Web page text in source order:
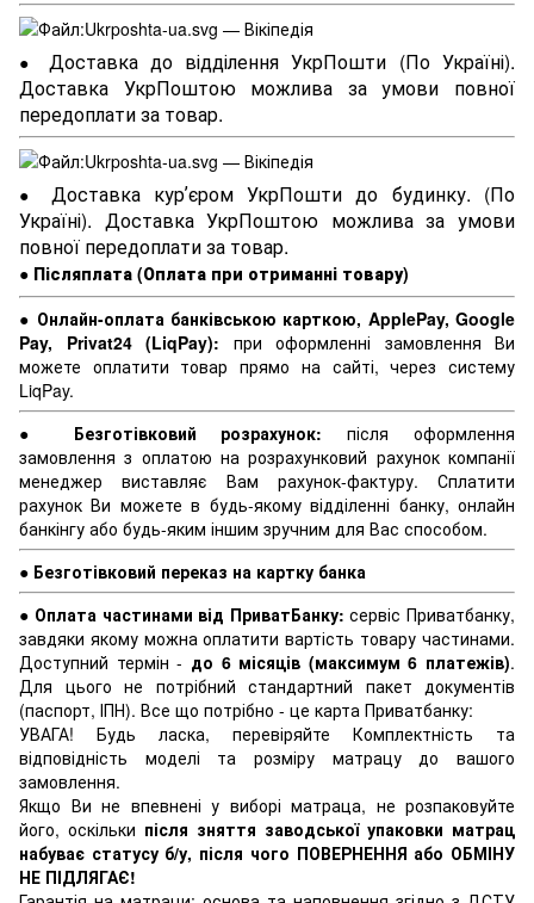
● Доставка до відділення УкрПошти (По Україні).
Доставка УкрПоштою можлива за умови повної
передоплати за товар.
● Доставка курʼєром УкрПошти до будинку. (По
Україні). Доставка УкрПоштою можлива за умови
повної передоплати за товар.
● Післяплата (Оплата при отриманні товару)
● Онлайн-оплата банківською карткою, ApplePay, Google
Pay, Privat24 (LiqPay): при оформленні замовлення Ви
можете оплатити товар прямо на сайті, через систему
LiqPay.
● Безготівковий розрахунок:після оформлення
замовлення з оплатою на розрахунковий рахунок компанії
менеджер виставляє Вам рахунок-фактуру. Сплатити
рахунок Ви можете в будь-якому відділенні банку, онлайн
банкінгу або будь-яким іншим зручним для Вас способом.
● Безготівковий переказ на картку банка
● Оплата частинами від ПриватБанку:сервіс Приватбанку,
завдяки якому можна оплатити вартість товару частинами.
Доступний термін - до 6 місяців (максимум 6 платежів).
Для цього не потрібний стандартний пакет документів
(паспорт, ІПН). Все що потрібно - це карта Приватбанку:
УВАГА! Будь ласка, перевіряйте Комплектність та
відповідність моделі та розміру матрацу до вашого
замовлення.
Якщо Ви не впевнені у виборі матраца, не розпаковуйте
його, оскільки після зняття заводської упаковки матрац
набуває статусу б/у, після чого ПОВЕРНЕННЯ або ОБМІНУ
НЕ ПІДЛЯГАЄ!